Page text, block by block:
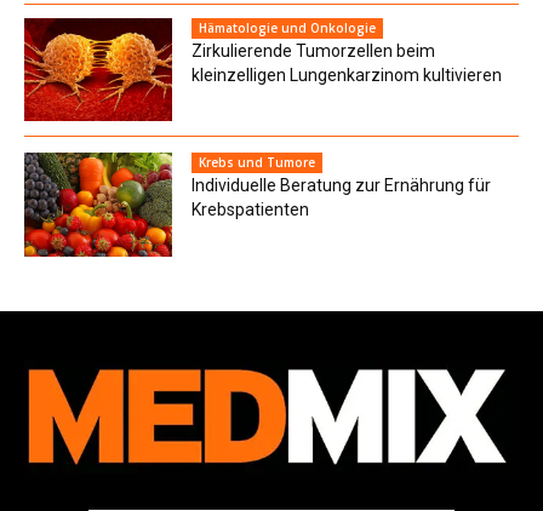
Hämatologie und Onkologie
Zirkulierende Tumorzellen beim
kleinzelligen Lungenkarzinom kultivieren
Krebs und Tumore
Individuelle Beratung zur Ernährung für
Krebspatienten